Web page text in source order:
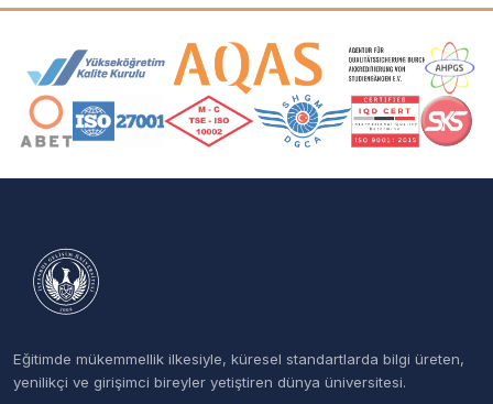
Akreditasyon ve Üyelik Logoları
Eğitimde mükemmellik ilkesiyle, küresel standartlarda bilgi üreten,
yenilikçi ve girişimci bireyler yetiştiren dünya üniversitesi.